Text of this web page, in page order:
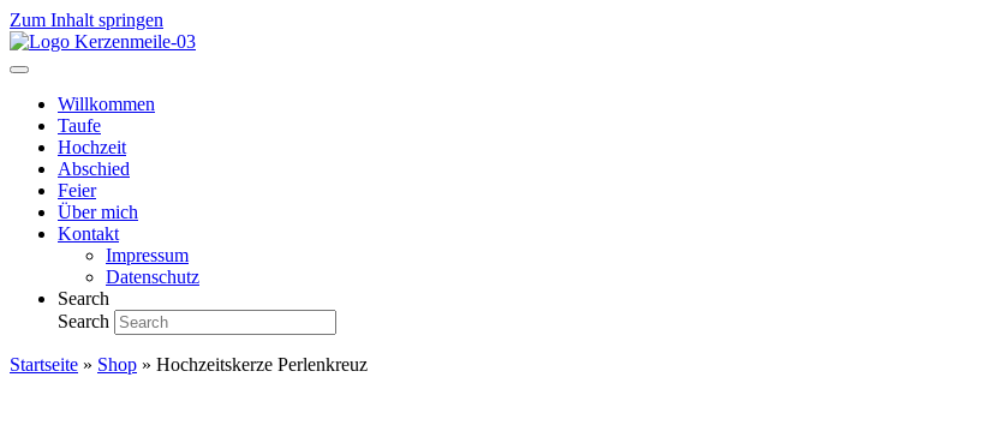
Zum Inhalt springen
Willkommen
Taufe
Hochzeit
Abschied
Feier
Über mich
Kontakt
Impressum
Datenschutz
Search
Search
Startseite » Shop » Hochzeitskerze Perlenkreuz